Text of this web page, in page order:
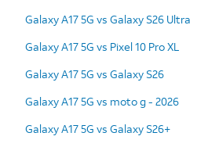
Galaxy A17 5G vs Galaxy S26 Ultra
Galaxy A17 5G vs Pixel 10 Pro XL
Galaxy A17 5G vs Galaxy S26
Galaxy A17 5G vs moto g - 2026
Galaxy A17 5G vs Galaxy S26+